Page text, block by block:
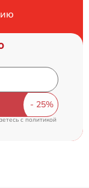
c политикой